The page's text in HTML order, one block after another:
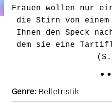
Frauen wollen nur
die Stirn von einem
Ihnen den Speck
dem sie eine
•
Genre: Belletristik